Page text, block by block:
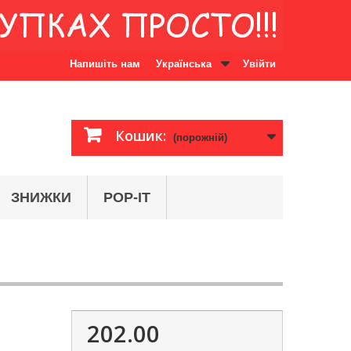
Увійти
Українська
Напишіть нам
Кошик: (порожній)
ЗНИЖКИ POP-IT
202.00